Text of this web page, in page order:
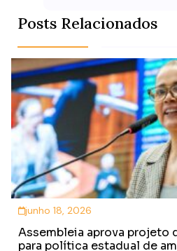
Posts Relacionados
junho 18, 2026
Assembleia aprova projeto
para política estadual de